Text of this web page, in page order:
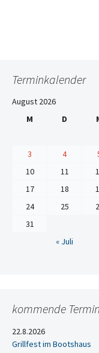
Terminkalender
August 2026
M
D
3
4
10
11
17
18
24
25
31
« Juli
kommende
22.8.2026
Grillfest im Bootshaus